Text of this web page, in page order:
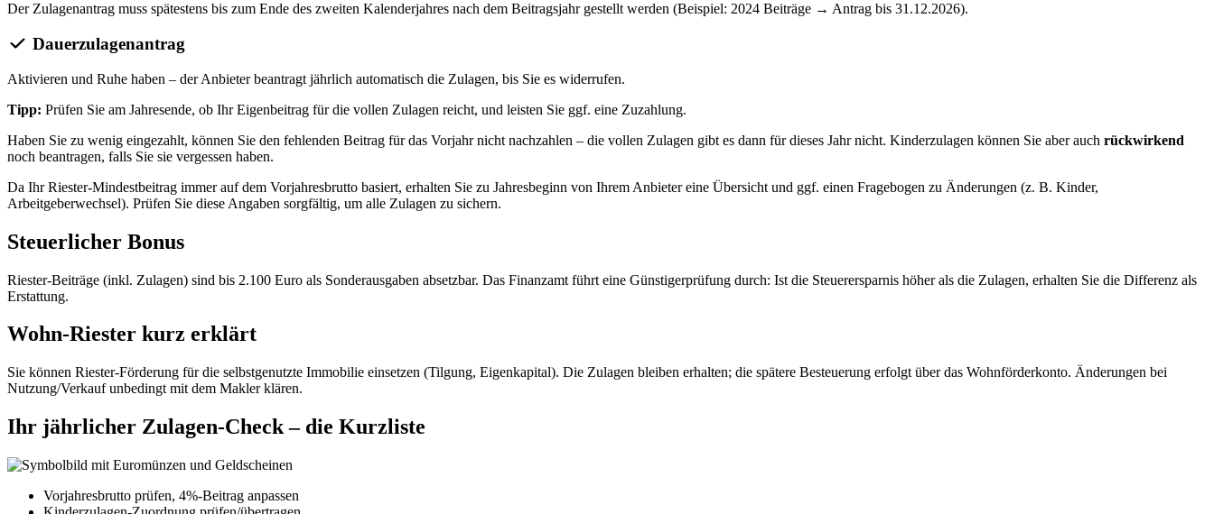
Der Zulagenantrag muss spätestens bis zum Ende des zweiten Kalenderjahres nach dem Beitragsjahr gestellt werden (Beispiel: 2024 Beiträge → Antrag bis 31.12.2026).
Dauerzulagenantrag
Aktivieren und Ruhe haben – der Anbieter beantragt jährlich automatisch die Zulagen, bis Sie es widerrufen.
Tipp: Prüfen Sie am Jahresende, ob Ihr Eigenbeitrag für die vollen Zulagen reicht, und leisten Sie ggf. eine Zuzahlung.
Haben Sie zu wenig eingezahlt, können Sie den fehlenden Beitrag für das Vorjahr nicht nachzahlen – die vollen Zulagen gibt es dann für dieses Jahr nicht. Kinderzulagen können Sie aber auch rückwirkend
noch beantragen, falls Sie sie vergessen haben.
Da Ihr Riester-Mindestbeitrag immer auf dem Vorjahresbrutto basiert, erhalten Sie zu Jahresbeginn von Ihrem Anbieter eine Übersicht und ggf. einen Fragebogen zu Änderungen (z. B. Kinder,
Arbeitgeberwechsel). Prüfen Sie diese Angaben sorgfältig, um alle Zulagen zu sichern.
Steuerlicher Bonus
Riester-Beiträge (inkl. Zulagen) sind bis 2.100 Euro als Sonderausgaben absetzbar. Das Finanzamt führt eine Günstigerprüfung durch: Ist die Steuerersparnis höher als die Zulagen, erhalten Sie die Differenz als
Erstattung.
Wohn-Riester kurz erklärt
Sie können Riester-Förderung für die selbstgenutzte Immobilie einsetzen (Tilgung, Eigenkapital). Die Zulagen bleiben erhalten; die spätere Besteuerung erfolgt über das Wohnförderkonto. Änderungen bei
Nutzung/Verkauf unbedingt mit dem Makler klären.
Ihr jährlicher Zulagen-Check – die Kurzliste
Vorjahresbrutto prüfen, 4%-Beitrag anpassen